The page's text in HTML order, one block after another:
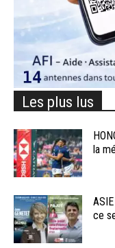
Les plus lus
la
ce